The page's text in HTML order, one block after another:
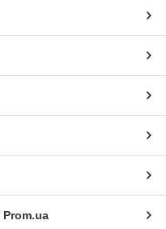
Prom.ua